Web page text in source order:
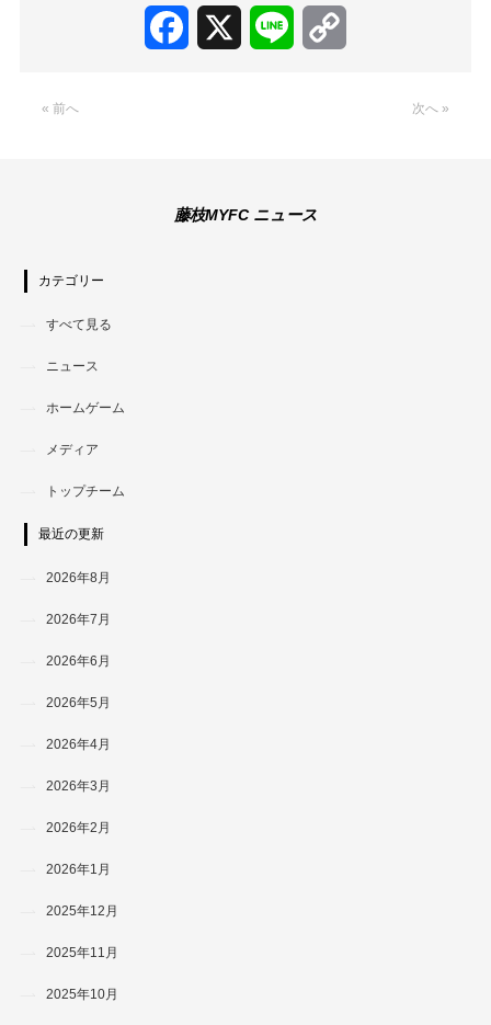
Facebook Line
« 前へ 次へ »
藤枝MYFC ニュース
カテゴリー
すべて見る
ニュース
ホームゲーム
メディア
トップチーム
最近の更新
2026年8月
2026年7月
2026年6月
2026年5月
2026年4月
2026年3月
2026年2月
2026年1月
2025年12月
2025年11月
2025年10月